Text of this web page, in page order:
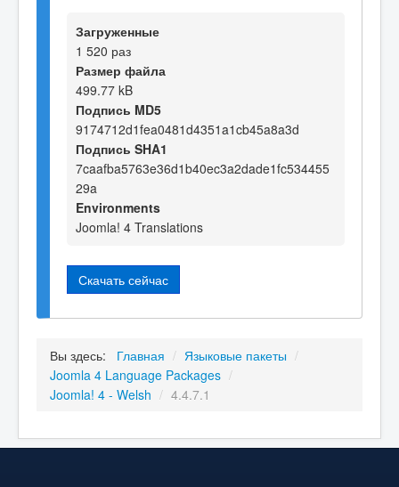
Загруженные
1 520 раз
Размер файла
499.77 kB
Подпись MD5
9174712d1fea0481d4351a1cb45a8a3d
Подпись SHA1
7caafba5763e36d1b40ec3a2dade1fc534455
29a
Environments
Joomla! 4 Translations
Скачать сейчас
Вы здесь: Главная / Языковые пакеты /
Joomla 4 Language Packages /
Joomla! 4 - Welsh / 4.4.7.1